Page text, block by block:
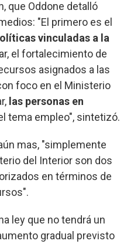
que Oddone detalló
"El primero es el
vinculadas a la
el fortalecimiento de
asignados a las
foco en el Ministerio
las personas en
tema empleo", sintetizó.
mas, "simplemente
del Interior son dos
en términos de
ley que no tendrá un
gradual previsto